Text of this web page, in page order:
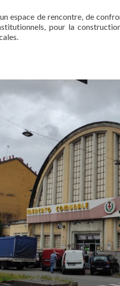
espace de rencontre, de
pour la